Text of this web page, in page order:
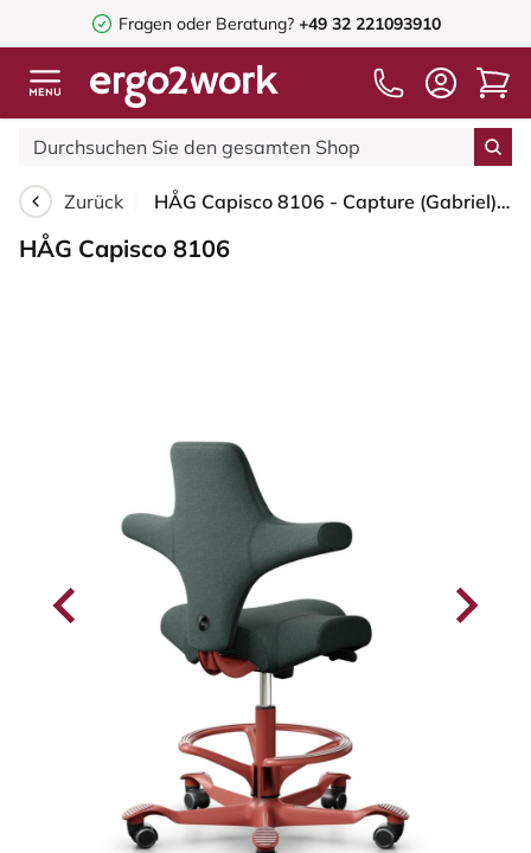
Fragen oder Beratung? +49 32 221093910
Zurück HÅG Capisco 8106 - Capture (Gabriel) - Wolle / Polyamid - CPT6601 - Blue - Blush Rose - 265 mm (Sitzhöhe 53-79cm) - Weiche Rollen für harte Böden
HÅG Capisco 8106